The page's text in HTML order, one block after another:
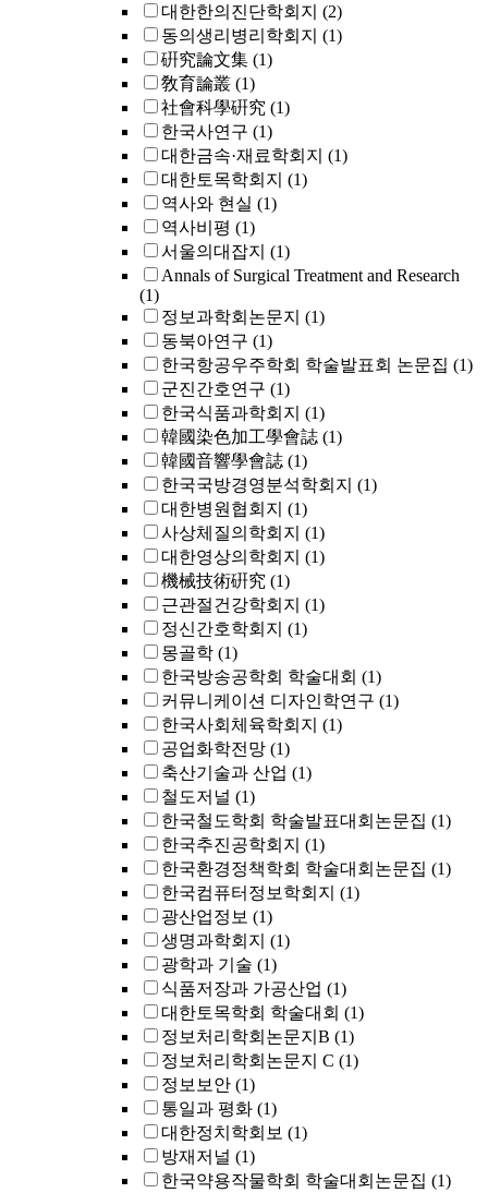
대한한의진단학회지 (2)
동의생리병리학회지 (1)
硏究論文集 (1)
敎育論叢 (1)
社會科學硏究 (1)
한국사연구 (1)
대한금속·재료학회지 (1)
대한토목학회지 (1)
역사와 현실 (1)
역사비평 (1)
서울의대잡지 (1)
Annals of Surgical Treatment and Research
(1)
정보과학회논문지 (1)
동북아연구 (1)
한국항공우주학회 학술발표회 논문집 (1)
군진간호연구 (1)
한국식품과학회지 (1)
韓國染色加工學會誌 (1)
韓國音響學會誌 (1)
한국국방경영분석학회지 (1)
대한병원협회지 (1)
사상체질의학회지 (1)
대한영상의학회지 (1)
機械技術硏究 (1)
근관절건강학회지 (1)
정신간호학회지 (1)
몽골학 (1)
한국방송공학회 학술대회 (1)
커뮤니케이션 디자인학연구 (1)
한국사회체육학회지 (1)
공업화학전망 (1)
축산기술과 산업 (1)
철도저널 (1)
한국철도학회 학술발표대회논문집 (1)
한국추진공학회지 (1)
한국환경정책학회 학술대회논문집 (1)
한국컴퓨터정보학회지 (1)
광산업정보 (1)
생명과학회지 (1)
광학과 기술 (1)
식품저장과 가공산업 (1)
대한토목학회 학술대회 (1)
정보처리학회논문지B (1)
정보처리학회논문지 C (1)
정보보안 (1)
통일과 평화 (1)
대한정치학회보 (1)
방재저널 (1)
한국약용작물학회 학술대회논문집 (1)